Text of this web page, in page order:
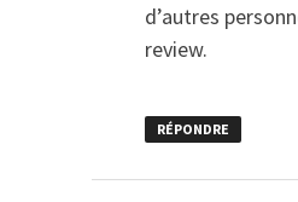
d’autres
review.
RÉPONDRE